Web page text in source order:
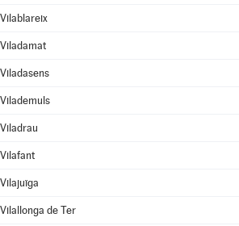
Vilablareix
Viladamat
Viladasens
Vilademuls
Viladrau
Vilafant
Vilajuïga
Vilallonga de Ter